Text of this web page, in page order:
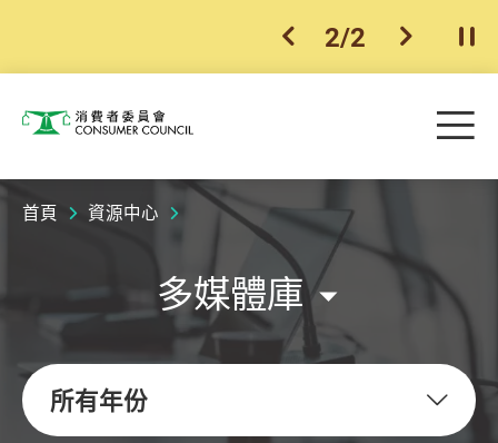
上一個
2/2 下一個開
消費者委員會 目
首頁 資源中心
多媒體庫
所有年份